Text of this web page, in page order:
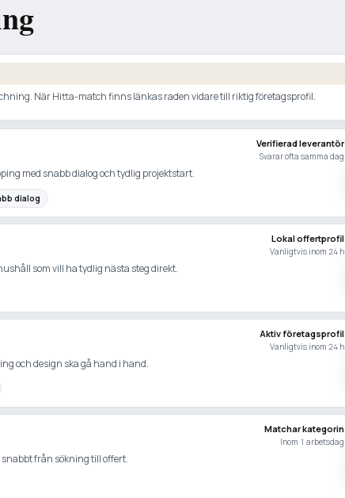
När Hitta-match finns länkas raden vidare till riktig företagsprofil.
Verifierad leverantör
Svarar ofta samma dag
med snabb dialog och tydlig projektstart.
dialog
Lokal offertprofil
Vanligtvis inom 24 h
som vill ha tydlig nästa steg direkt.
Aktiv företagsprofil
Vanligtvis inom 24 h
och design ska gå hand i hand.
Matchar kategorin
Inom 1 arbetsdag
snabbt från sökning till offert.